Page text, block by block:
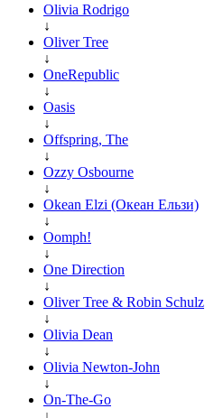
Olivia Rodrigo
↓
Oliver Tree
↓
OneRepublic
↓
Oasis
↓
Offspring, The
↓
Ozzy Osbourne
↓
Okean Elzi (Океан Ельзи)
↓
Oomph!
↓
One Direction
↓
Oliver Tree & Robin Schulz
↓
Olivia Dean
↓
Olivia Newton-John
↓
On-The-Go